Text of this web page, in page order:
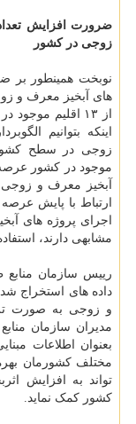
ضرورت افزایش
زوجی در کشور
نوبخت همینطور بر
های آبخیز معرف و
اینکه بتوانیم
موجود در کشور
آبخیز معرف و زوجی
ارتباط با پایش
اجرای پروژه های
مشابهی دارند، استفاده
رییس سازمان منابع
داده های استخراج
و زوجی به صورت
مدیران سازمان
بعنوان اطلاعات
مختلف کشورمان
تواند به افزایش
کشور کمک نماید.